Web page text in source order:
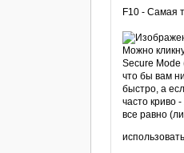
F10 - Самая
Можно
Secure Mode
что бы вам
быстро, а
часто криво
все равно